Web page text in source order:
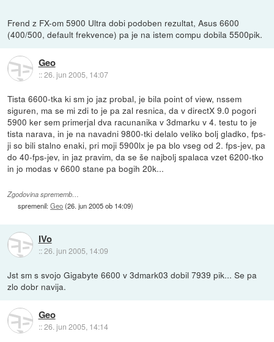
Frend z FX-om 5900 Ultra dobi podoben rezultat, Asus 6600
(400/500, default frekvence) pa je na istem compu dobila 5500pik.
Geo
::26. jun 2005, 14:07
Tista 6600-tka ki sm jo jaz probal, je bila point of view, nssem
siguren, ma se mi zdi to je pa zal resnica, da v directX 9.0 pogori
5900 ker sem primerjal dva racunanika v 3dmarku v 4. testu to je
tista narava, in je na navadni 9800-tki delalo veliko bolj gladko, fps-
ji so bili stalno enaki, pri moji 5900lx je pa blo vseg od 2. fps-jev, pa
do 40-fps-jev, in jaz pravim, da se še najbolj spalaca vzet 6200-tko
in jo modas v 6600 stane pa bogih 20k...
Zgodovina sprememb…
spremenil:Geo(26. jun 2005 ob 14:09)
IVo
::26. jun 2005, 14:09
Jst sm s svojo Gigabyte 6600 v 3dmark03 dobil 7939 pik... Se pa
zlo dobr navija.
Geo
::26. jun 2005, 14:14